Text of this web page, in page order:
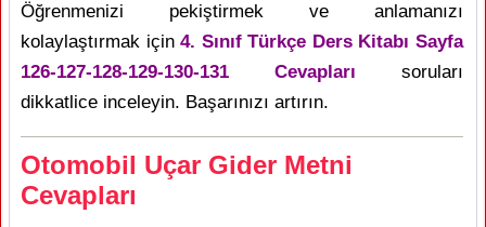
Öğrenmenizi pekiştirmek ve anlamanızı
kolaylaştırmak için4. Sınıf Türkçe Ders Kitabı Sayfa
126-127-128-129-130-131 Cevapları soruları
dikkatlice inceleyin. Başarınızı artırın.
Otomobil Uçar Gider Metni
Cevapları